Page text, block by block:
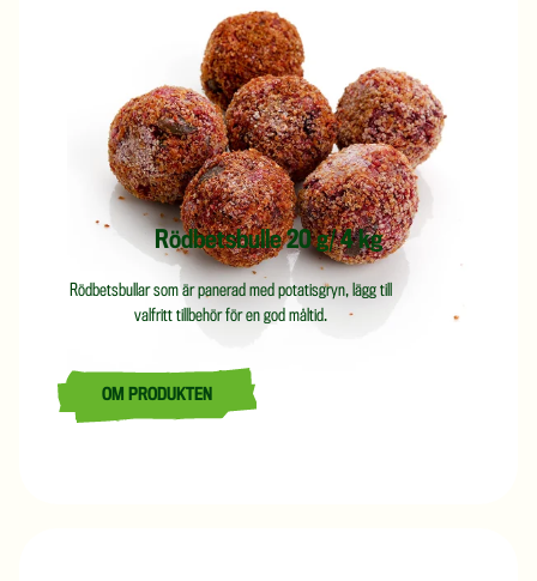
Rödbetsbulle 20 g/ 4 kg
Rödbetsbullar som är panerad med potatisgryn, lägg till
valfritt tillbehör för en god måltid.
LÄS MER OM RÖDBETSBULLE 20 G/ 4 KG
OM PRODUKTEN